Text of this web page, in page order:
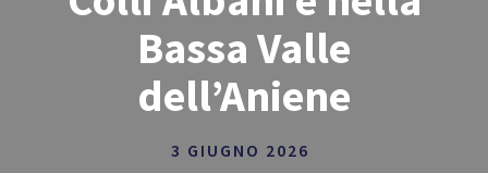
Bassa Valle
dell’Aniene
3 GIUGNO 2026